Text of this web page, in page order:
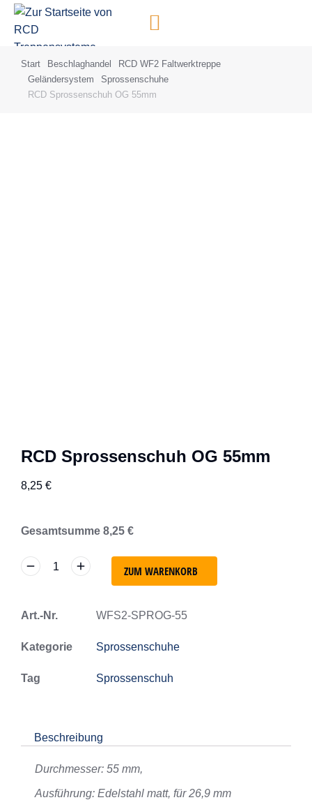
springen
Sie befinden sich hier:
Start Beschlaghandel
RCD WF2 Faltwerktreppe
Geländersystem
Sprossenschuhe
RCD Sprossenschuh OG 55mm
RCD Sprossenschuh OG 55mm
8,25 €
Gesamtsumme 8,25 €
ZUM WARENKORB
Art.-Nr. WFS2-SPROG-55
Kategorie Sprossenschuhe
Tag Sprossenschuh
Beschreibung
Durchmesser: 55 mm,
Ausführung: Edelstahl matt, für 26,9 mm